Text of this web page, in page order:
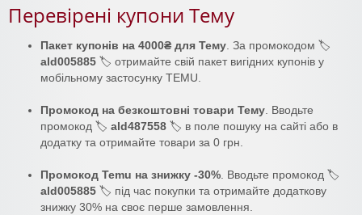
Перевірені купони Тему
Пакет купонів на 4000₴ для Тему . За промокодом 🏷️
ald005885 🏷️ отримайте свій пакет вигідних купонів у
мобільному застосунку TEMU.
Промокод на безкоштовні товари Тему . Вводьте
промокод 🏷️ ald487558 🏷️ в поле пошуку на сайті або в
додатку та отримайте товари за 0 грн.
Промокод Temu на знижку -30% . Вводьте промокод 🏷️
ald005885 🏷️ під час покупки та отримайте додаткову
знижку 30% на своє перше замовлення.